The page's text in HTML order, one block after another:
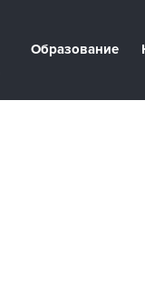
Образование